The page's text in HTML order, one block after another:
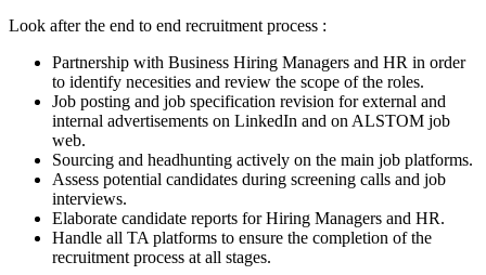
Look after the end to end recruitment process :
Partnership with Business Hiring Managers and HR in order
to identify necesities and review the scope of the roles.
Job posting and job specification revision for external and
internal advertisements on LinkedIn and on ALSTOM job
web.
Sourcing and headhunting actively on the main job platforms.
Assess potential candidates during screening calls and job
interviews.
Elaborate candidate reports for Hiring Managers and HR.
Handle all TA platforms to ensure the completion of the
recruitment process at all stages.